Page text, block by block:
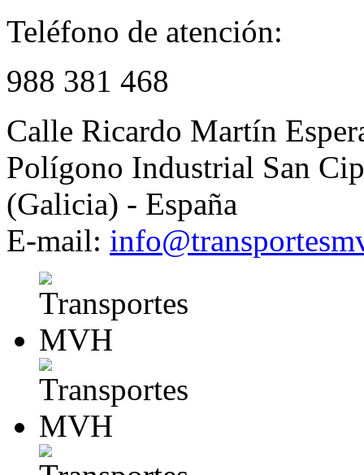
Teléfono de atención:
988 381 468
Calle Ricardo Martín
Polígono Industrial San
(Galicia) - España
E-mail: